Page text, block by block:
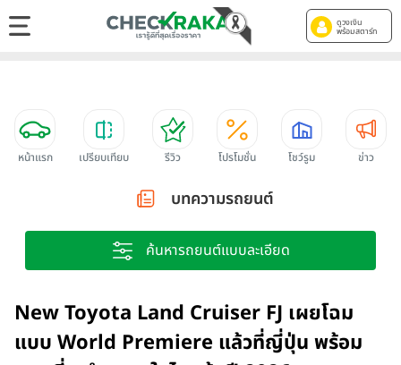
ดูวงเงิน
พร้อมสตาร์ท
หน้าแรก เปรียบเทียบ รีวิว โปรโมชั่น โชว์รูม ข่าว
บทความรถยนต์
ค้นหารถยนต์แบบละเอียด
New Toyota Land Cruiser FJ เผยโฉม
แบบ World Premiere แล้วที่ญี่ปุ่น พร้อม